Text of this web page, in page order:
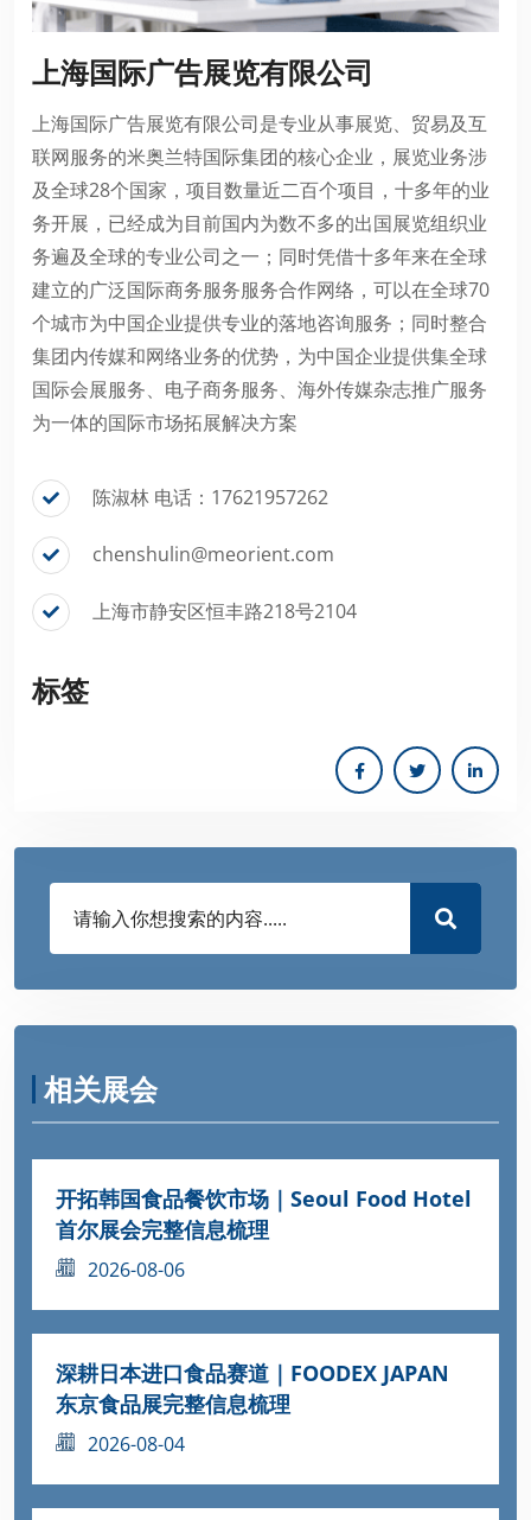
上海国际广告展览有限公司
上海国际广告展览有限公司是专业从事展览、贸易及互
联网服务的米奥兰特国际集团的核心企业，展览业务涉
及全球28个国家，项目数量近二百个项目，十多年的业
务开展，已经成为目前国内为数不多的出国展览组织业
务遍及全球的专业公司之一；同时凭借十多年来在全球
建立的广泛国际商务服务服务合作网络，可以在全球70
个城市为中国企业提供专业的落地咨询服务；同时整合
集团内传媒和网络业务的优势，为中国企业提供集全球
国际会展服务、电子商务服务、海外传媒杂志推广服务
为一体的国际市场拓展解决方案
陈淑林 电话：17621957262
chenshulin@meorient.com
上海市静安区恒丰路218号2104
标签
相关展会
开拓韩国食品餐饮市场｜Seoul Food Hotel
首尔展会完整信息梳理
2026-08-06
深耕日本进口食品赛道｜FOODEX JAPAN
东京食品展完整信息梳理
2026-08-04